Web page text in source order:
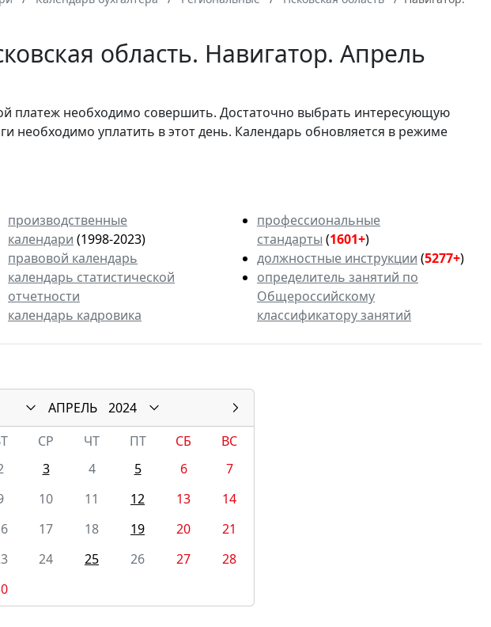
область. Навигатор. Апрель
платеж необходимо совершить. Достаточно выбрать интересующую
необходимо уплатить в этот день. Календарь обновляется в режиме
производственные
календари (1998-2023)
правовой календарь
календарь статистической
отчетности
календарь кадровика
профессиональные
стандарты (1601+)
должностные инструкции (5277+)
определитель занятий по
Общероссийскому
классификатору занятий
АПРЕЛЬ
2024
СР ЧТ ПТ СБ
ВС
3 4 5 6
7
10 11 12 13
14
17 18 19 20
21
24 25 26 27
28